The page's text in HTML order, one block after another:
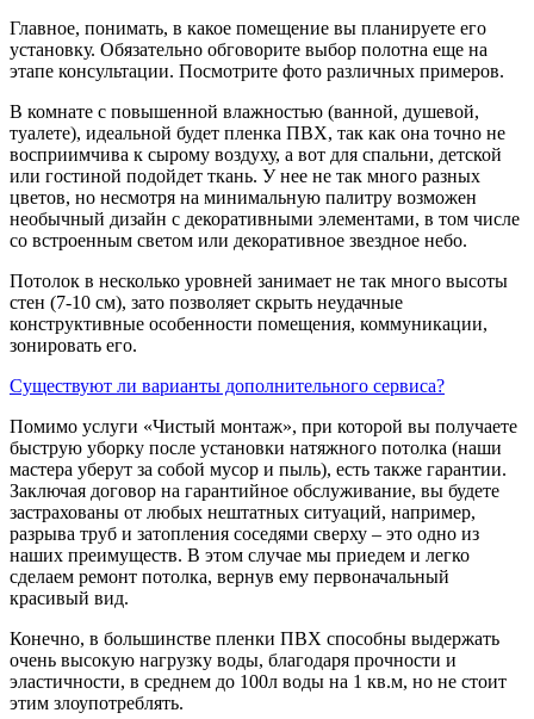
Главное, понимать, в какое помещение вы планируете его
установку. Обязательно обговорите выбор полотна еще на
этапе консультации. Посмотрите фото различных примеров.
В комнате с повышенной влажностью (ванной, душевой,
туалете), идеальной будет пленка ПВХ, так как она точно не
восприимчива к сырому воздуху, а вот для спальни, детской
или гостиной подойдет ткань. У нее не так много разных
цветов, но несмотря на минимальную палитру возможен
необычный дизайн с декоративными элементами, в том числе
со встроенным светом или декоративное звездное небо.
Потолок в несколько уровней занимает не так много высоты
стен (7-10 см), зато позволяет скрыть неудачные
конструктивные особенности помещения, коммуникации,
зонировать его.
Существуют ли варианты дополнительного сервиса?
Помимо услуги «Чистый монтаж», при которой вы получаете
быструю уборку после установки натяжного потолка (наши
мастера уберут за собой мусор и пыль), есть также гарантии.
Заключая договор на гарантийное обслуживание, вы будете
застрахованы от любых нештатных ситуаций, например,
разрыва труб и затопления соседями сверху – это одно из
наших преимуществ. В этом случае мы приедем и легко
сделаем ремонт потолка, вернув ему первоначальный
красивый вид.
Конечно, в большинстве пленки ПВХ способны выдержать
очень высокую нагрузку воды, благодаря прочности и
эластичности, в среднем до 100л воды на 1 кв.м, но не стоит
этим злоупотреблять.